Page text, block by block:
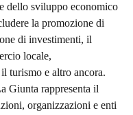
dello sviluppo economico
la promozione di
di investimenti, il
locale,
turismo e altro ancora.
Giunta rappresenta il
organizzazioni e enti